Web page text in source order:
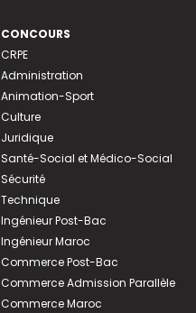
CONCOURS
CRPE
Administration
Animation-Sport
Culture
Juridique
Santé-Social et Médico-Social
Sécurité
Technique
Ingénieur Post-Bac
Ingénieur Maroc
Commerce Post-Bac
Commerce Admission Parallèle
Commerce Maroc